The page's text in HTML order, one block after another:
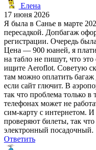
Елена
17 июня 2026
Я была в Санье в марте
пересадкой. Допбагаж
регистрации. Очередь
Цена — 900 юаней, я
на табло не пишут, что
ищите Aeroflot. Советую
там можно оплатить
если сайт глючит. В
так что проблема только
телефонах может не
сим-карту с интернетом.
проверяют билеты, так что
электронный посадочный.
Ответить